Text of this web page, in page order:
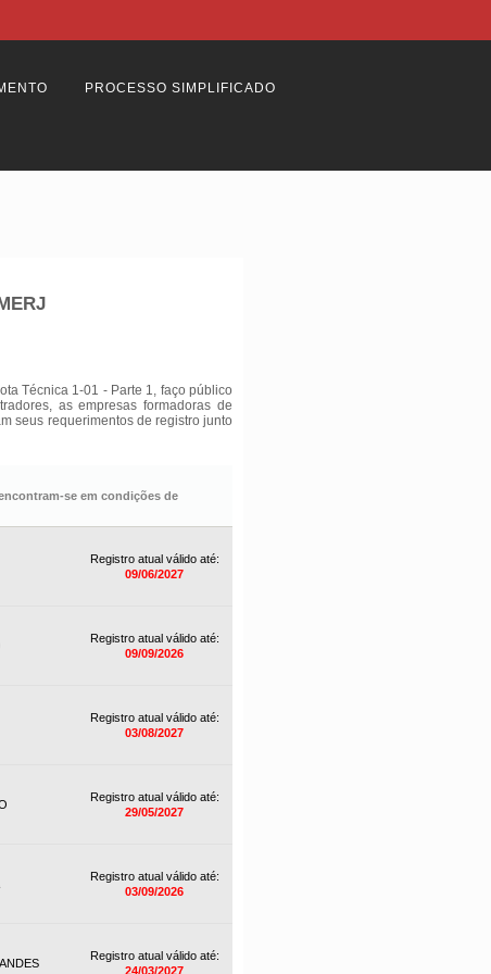
PROCESSO SIMPLIFICADO
Técnica 1-01 - Parte 1, faço público
as empresas formadoras de
seus requerimentos de registro junto
se em condições de
Registro atual válido até:
09/06/2027
Registro atual válido até:
09/09/2026
Registro atual válido até:
03/08/2027
Registro atual válido até:
29/05/2027
Registro atual válido até:
03/09/2026
Registro atual válido até:
24/03/2027